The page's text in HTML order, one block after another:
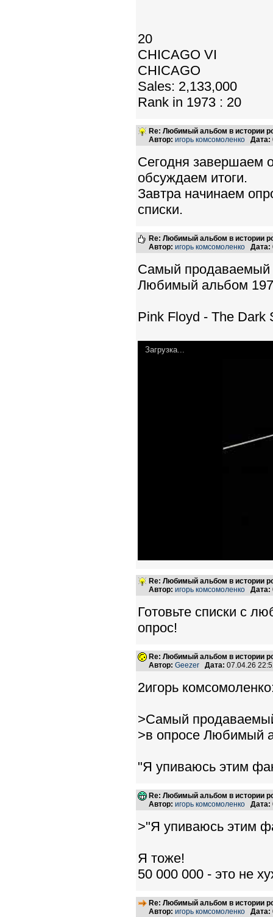
20
CHICAGO VI
CHICAGO
Sales: 2,133,000
Rank in 1973 : 20
Re: Любимый альбом в истории
Автор: игорь комсомоленко Дата:
Cегодня завершаем
обсуждаем итоги.
Завтра начинаем
списки.
Re: Любимый альбом в истории
Автор: игорь комсомоленко Дата:
Самый продаваемый
Любимый альбом
Pink Floyd - The Dark
Загрузка...
Re: Любимый альбом в истории
Автор: игорь комсомоленко Дата:
Готовьте списки с
опрос!
Re: Любимый альбом в истории
Автор: Geezer Дата: 07.04.26
2игорь
>Самый
>в опросе Любимый
"Я упиваюсь этим
Re: Любимый альбом в истории
Автор: игорь комсомоленко Дата:
>"Я упиваюсь этим
Я тоже!
50 000 000 - это не
Re: Любимый альбом в истории
Автор: игорь комсомоленко Дата: